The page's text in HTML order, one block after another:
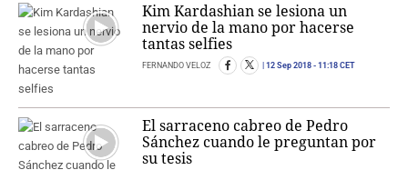
Kim Kardashian se lesiona un
nervio de la mano por hacerse
tantas selfies
FERNANDO VELOZ 12 Sep 2018 - 11:18 CET
El sarraceno cabreo de Pedro
Sánchez cuando le preguntan por
su tesis